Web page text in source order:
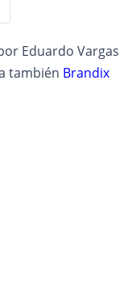
Eduardo Vargas
también Brandix